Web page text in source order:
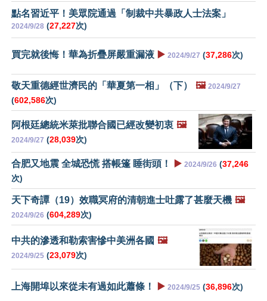
點名習近平！美眾院通過「制裁中共暴政人士法案」
2024/9/28 (27,227次)
買完就後悔！華為折疊屏嚴重漏液 ▶️ 2024/9/27 (37,286次)
敬天重德經世濟民的「華夏第一相」（下） 🖼️ 2024/9/27
(602,586次)
阿根廷總統米萊批聯合國已經改變初衷 🖼️
2024/9/27 (28,039次)
合肥又地震 全城恐慌 搭帳篷 睡街頭！ ▶️ 2024/9/26 (37,246
次)
天下奇譚（19）效職冥府的清朝進士吐露了甚麼天機 🖼️
2024/9/26 (604,289次)
中共的滲透和勒索害慘中美洲各國 🖼️
2024/9/25 (23,079次)
上海開埠以來從未有過如此蕭條！ ▶️ 2024/9/25 (36,896次)